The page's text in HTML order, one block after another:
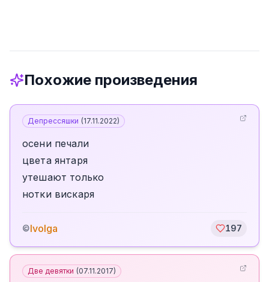
Похожие произведения
Депрессяшки (17.11.2022)
осени печали
цвета янтаря
утешают только
нотки вискаря
©Ivolga 197
Две девятки (07.11.2017)